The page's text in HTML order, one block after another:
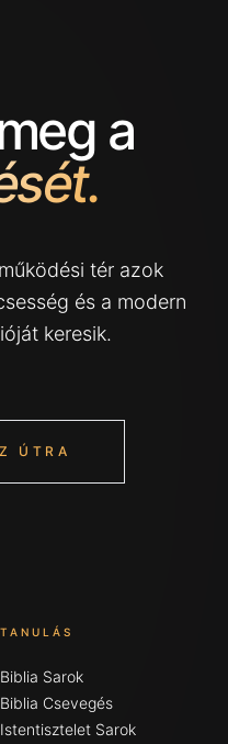
a
tér azok
és a modern
keresik.
ÚTRA
TANULÁS
Biblia Sarok
Biblia Csevegés
Istentisztelet Sarok